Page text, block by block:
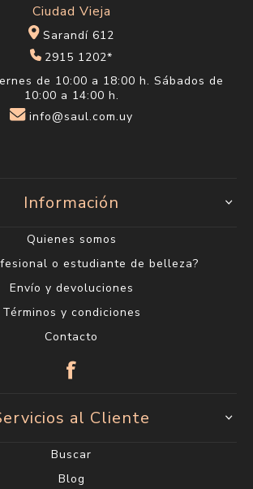
Ciudad Vieja
Sarandí 612
2915 1202*
de 10:00 a 18:00 h. Sábados de
10:00 a 14:00 h.
info@saul.com.uy
Información
Quienes somos
o estudiante de belleza?
Envío y devoluciones
Términos y condiciones
Contacto
al Cliente
Buscar
Blog